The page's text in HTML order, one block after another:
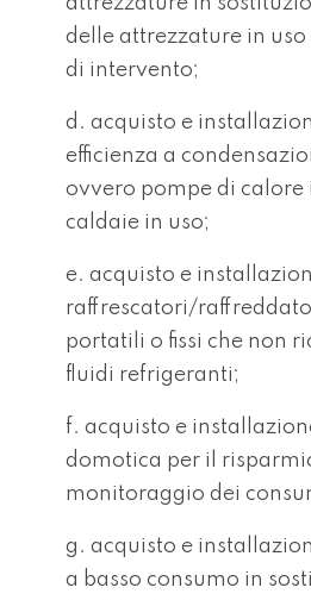
delle attrezzature in
di intervento;
d. acquisto e
efficienza a
ovvero pompe di calore
caldaie in uso;
e. acquisto e
raffrescatori/
portatili o fissi che non
fluidi refrigeranti;
f. acquisto e
domotica per il
monitoraggio dei
g. acquisto e
a basso consumo in